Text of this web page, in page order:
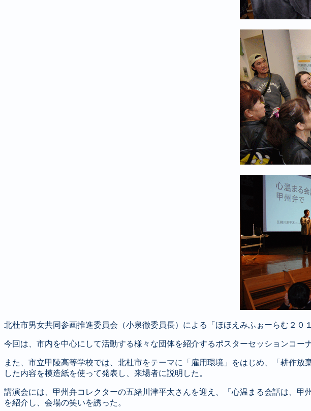
北杜市男女共同参画推進委員会（小泉徹委員長）による「ほほえみふぉーらむ２０
今回は、市内を中心にして活動する様々な団体を紹介するポスターセッションコー
また、市立甲陵高等学校では、北杜市をテーマに「雇用環境」をはじめ、「耕作
した内容を模造紙を使って発表し、来場者に説明した。
講演会には、甲州弁コレクターの五緒川津平太さんを迎え、「心温まる会話は、
を紹介し、会場の笑いを誘った。